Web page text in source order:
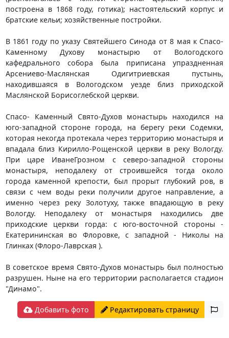
построена в 1868 году, готика); настоятельский корпус и
братские кельи; хозяйственные постройки.
В 1861 году по указу Святейшего Синода от 8 мая к Спасо-
Каменному Духову монастырю от Вологодского
кафедрального собора была приписана упраздненная
Арсениево-Маслянская Одигитриевская пустынь,
находившаяся в Вологодском уезде близ приходской
Маслянской Борисоглебской церкви.
Спасо- Каменный Свято-Духов монастырь находился на
юго-западной стороне города, на берегу реки Содемки,
которая некогда протекала через территорию монастыря и
впадала близ Кирилло-Рощенской церкви в реку Вологду.
При царе ИванеГрозном с северо-западной стороны
монастыря, неподалеку от строившейся тогда около
города каменной крепости, был прорыт глубокий ров, в
связи с чем воды реки получили другое направление, а
именно через реку Золотуху, также впадающую в реку
Вологду. Неподалеку от монастыря находились две
приходские церкви горда: с юго-восточной стороны -
Екатерининская во Флоровке, с западной - Николы на
Глинках (Флоро-Лаврская ).
В советское время Свято-Духов монастырь был полностью
разрушен. Ныне на его территории располагается стадион
"Динамо".
Добавить фото Редактировать страницу